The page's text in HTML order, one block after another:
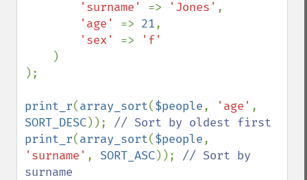
'surname' => 'Jones' ,
'age' => 21,
'sex' =>
'f'
)
);
print_r(array_sort($people, 'age'
SORT_DESC));
print_r(array_sort($people
'surname' , SORT_ASC)); // Sort by
surname